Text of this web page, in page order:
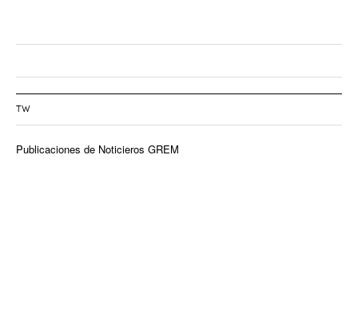
TW
Publicaciones de Noticieros GREM